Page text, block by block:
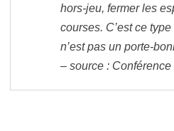
hors-jeu, fermer les
courses. C’est ce
n’est pas un porte-
– source :